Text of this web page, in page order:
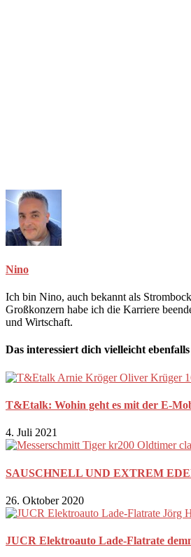
Nino
Ich bin Nino, auch bekannt als
Großkonzern habe ich die Karriere
und Wirtschaft.
Das interessiert dich vielleicht ebenfalls
T&Etalk: Wohin geht es mit der E-
4. Juli 2021
SAUSCHNELL UND EXTREM
26. Oktober 2020
JUCR Elektroauto Lade-Flatrate